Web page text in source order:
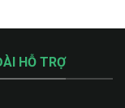
HỖ TRỢ